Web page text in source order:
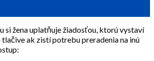
si žena uplatňuje žiadosťou, ktorú vystaví
tlačive ak zistí potrebu preradenia na inú